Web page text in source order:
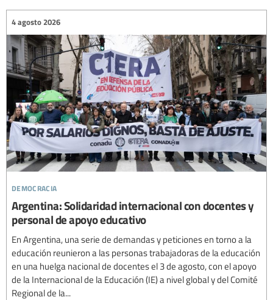
democracia
4 agosto 2026
Argentina: Solidaridad internacional con docentes y
personal de apoyo educativo
En Argentina, una serie de demandas y peticiones en torno a la
educación reunieron a las personas trabajadoras de la educación
en una huelga nacional de docentes el 3 de agosto, con el apoyo
de la Internacional de la Educación (IE) a nivel global y del Comité
Regional de la...